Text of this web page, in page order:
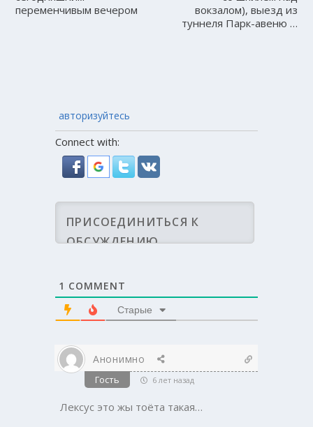
переменчивым вечером
вокзалом), выезд из
туннеля Парк-авеню …
авторизуйтесь
Connect with:
1 COMMENT
Старые
Анонимно
Гость 6 лет назад
Лексус это жы тоёта такая…